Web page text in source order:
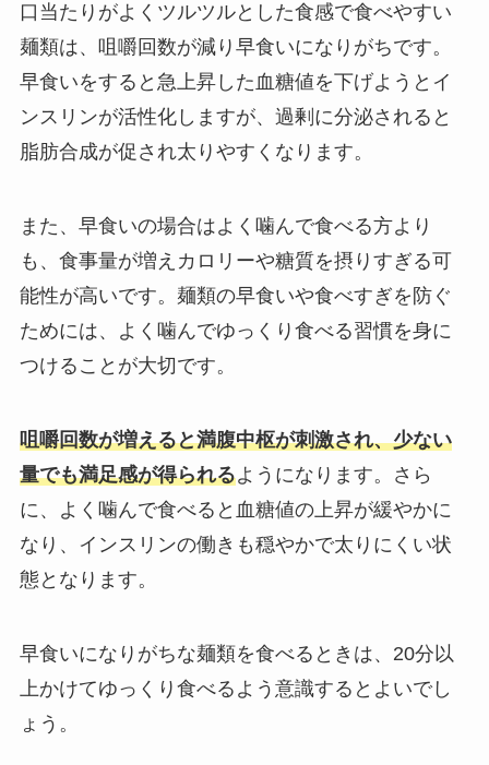
口当たりがよくツルツルとした食感で食べやすい
麺類は、咀嚼回数が減り早食いになりがちです。
早食いをすると急上昇した血糖値を下げようとイ
ンスリンが活性化しますが、過剰に分泌されると
脂肪合成が促され太りやすくなります。
また、早食いの場合はよく噛んで食べる方より
も、食事量が増えカロリーや糖質を摂りすぎる可
能性が高いです。麺類の早食いや食べすぎを防ぐ
ためには、よく噛んでゆっくり食べる習慣を身に
つけることが大切です。
咀嚼回数が増えると満腹中枢が刺激され、少ない
量でも満足感が得られるようになります。さら
に、よく噛んで食べると血糖値の上昇が緩やかに
なり、インスリンの働きも穏やかで太りにくい状
態となります。
早食いになりがちな麺類を食べるときは、20分以
上かけてゆっくり食べるよう意識するとよいでし
ょう。